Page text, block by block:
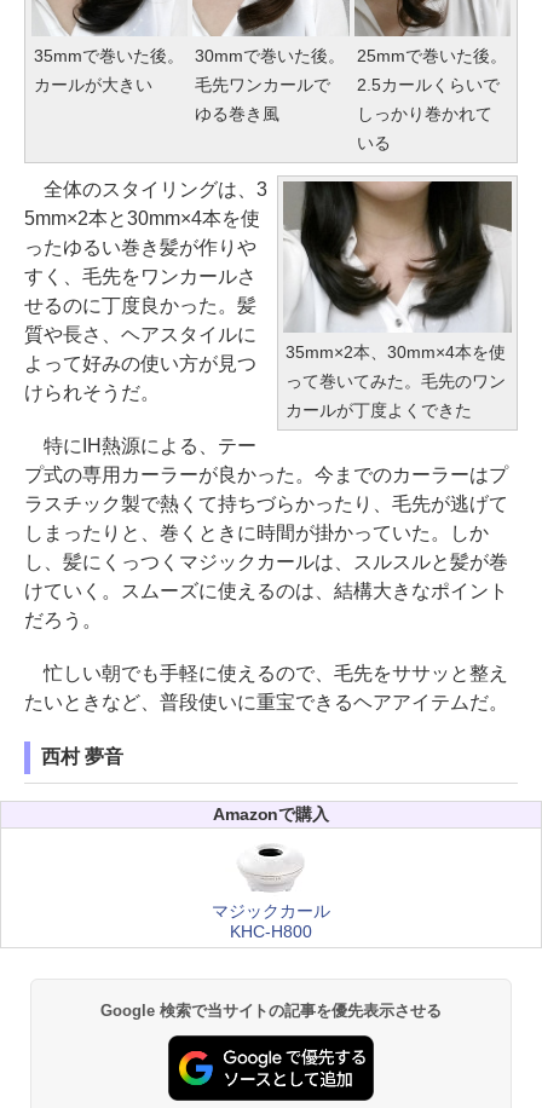
35mmで巻いた後。
カールが大きい
30mmで巻いた後。
毛先ワンカールで
ゆる巻き風
25mmで巻いた後。
2.5カールくらいで
しっかり巻かれて
いる
35mm×2本、30mm×4本を使
って巻いてみた。毛先のワン
カールが丁度よくできた
全体のスタイリングは、3
5mm×2本と30mm×4本を使
ったゆるい巻き髪が作りや
すく、毛先をワンカールさ
せるのに丁度良かった。髪
質や長さ、ヘアスタイルに
よって好みの使い方が見つ
けられそうだ。
特にIH熱源による、テー
プ式の専用カーラーが良かった。今までのカーラーはプ
ラスチック製で熱くて持ちづらかったり、毛先が逃げて
しまったりと、巻くときに時間が掛かっていた。しか
し、髪にくっつくマジックカールは、スルスルと髪が巻
けていく。スムーズに使えるのは、結構大きなポイント
だろう。
忙しい朝でも手軽に使えるので、毛先をササッと整え
たいときなど、普段使いに重宝できるヘアアイテムだ。
西村 夢音
Amazonで購入
マジックカール
KHC-H800
Google 検索で当サイトの記事を優先表示させる